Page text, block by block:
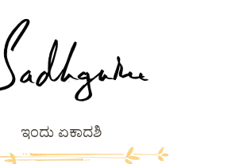
ಇಂದು ಏಕಾದಶಿ